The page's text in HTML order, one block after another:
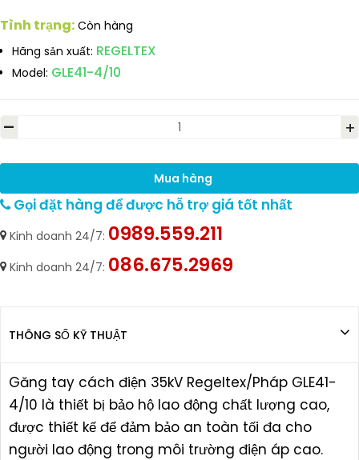
Tình trạng: Còn hàng
Hãng sản xuất: REGELTEX
Model: GLE41-4/10
- +
Mua hàng
Gọi đặt hàng để được hỗ trợ giá tốt nhất
Kinh doanh 24/7: 0989.559.211
Kinh doanh 24/7: 086.675.2969
THÔNG SỐ KỸ THUẬT
Găng tay cách điện 35kV Regeltex/Pháp GLE41-
4/10 là thiết bị bảo hộ lao động chất lượng cao,
được thiết kế để đảm bảo an toàn tối đa cho
người lao động trong môi trường điện áp cao.